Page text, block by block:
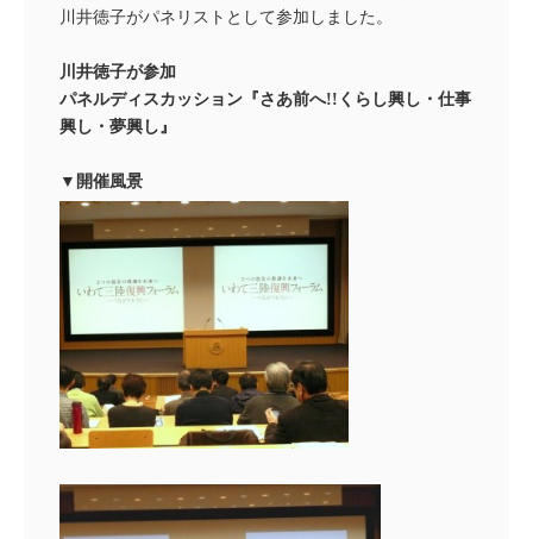
川井徳子がパネリストとして参加しました。
川井徳子が参加
パネルディスカッション『さあ前へ!!くらし興し・仕事
興し・夢興し』
▼開催風景